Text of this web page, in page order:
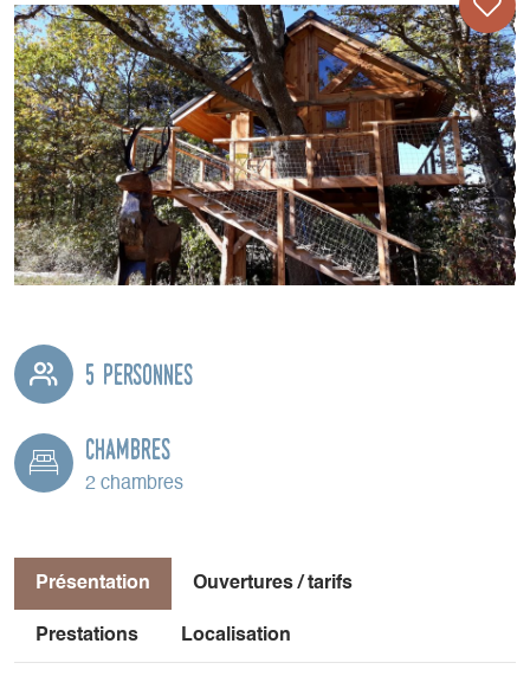
5 personnes
Chambres
2 chambres
Présentation Ouvertures / tarifs
Prestations Localisation